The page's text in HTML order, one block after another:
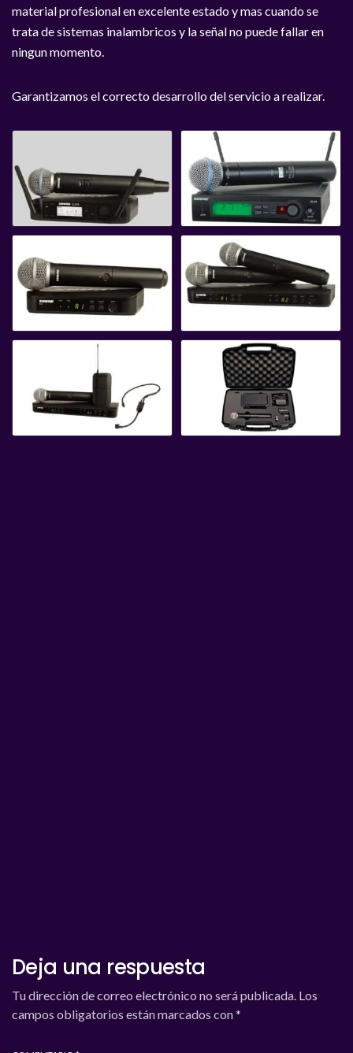
material profesional en excelente estado y mas cuando se
trata de sistemas inalambricos y la señal no puede fallar en
ningun momento.
Garantizamos el correcto desarrollo del servicio a realizar.
Deja una respuesta
Tu dirección de correo electrónico no será publicada. Los
campos obligatorios están marcados con*